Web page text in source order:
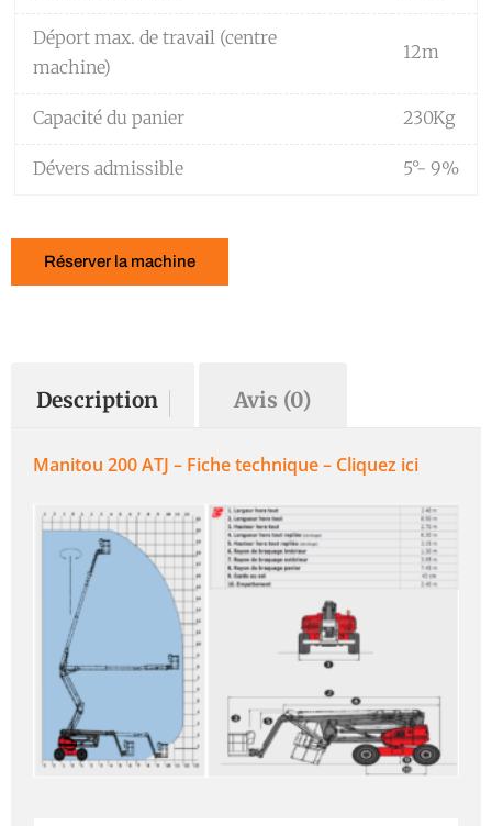
Déport max. de travail (centre
machine)
12m
Capacité du panier 230Kg
Dévers admissible 5°- 9%
Réserver la machine
Description Avis (0)
Manitou 200 ATJ – Fiche technique – Cliquez ici